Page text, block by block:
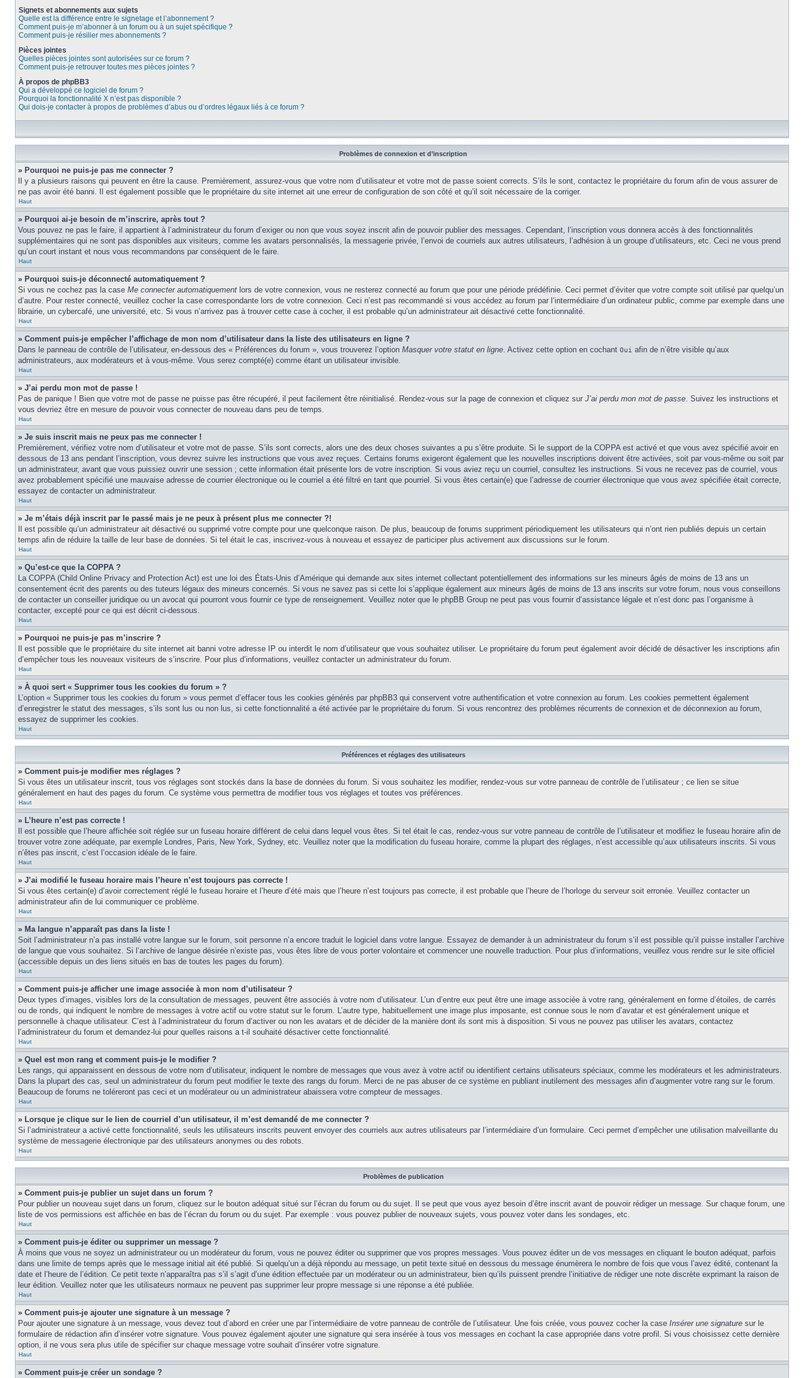
Signets et abonnements aux sujets
Quelle est la différence entre le signetage et l’abonnement ?
Comment puis-je m’abonner à un forum ou à un sujet spécifique ?
Comment puis-je résilier mes abonnements ?
Pièces jointes
Quelles pièces jointes sont autorisées sur ce forum ?
Comment puis-je retrouver toutes mes pièces jointes ?
À propos de phpBB3
Qui a développé ce logiciel de forum ?
Pourquoi la fonctionnalité X n’est pas disponible ?
Qui dois-je contacter à propos de problèmes d’abus ou d’ordres légaux liés à ce forum ?
Problèmes de connexion et d’inscription
» Pourquoi ne puis-je pas me connecter ?
Il y a plusieurs raisons qui peuvent en être la cause. Premièrement, assurez-vous que votre nom d’utilisateur et votre mot de passe soient corrects. S’ils le sont, contactez le propriétaire du forum afin de vous assurer de
ne pas avoir été banni. Il est également possible que le propriétaire du site internet ait une erreur de configuration de son côté et qu’il soit nécessaire de la corriger.
Haut
» Pourquoi ai-je besoin de m’inscrire, après tout ?
Vous pouvez ne pas le faire, il appartient à l’administrateur du forum d’exiger ou non que vous soyez inscrit afin de pouvoir publier des messages. Cependant, l’inscription vous donnera accès à des fonctionnalités
supplémentaires qui ne sont pas disponibles aux visiteurs, comme les avatars personnalisés, la messagerie privée, l’envoi de courriels aux autres utilisateurs, l’adhésion à un groupe d’utilisateurs, etc. Ceci ne vous prend
qu’un court instant et nous vous recommandons par conséquent de le faire.
Haut
» Pourquoi suis-je déconnecté automatiquement ?
Si vous ne cochez pas la case Me connecter automatiquement lors de votre connexion, vous ne resterez connecté au forum que pour une période prédéfinie. Ceci permet d’éviter que votre compte soit utilisé par quelqu’un
d’autre. Pour rester connecté, veuillez cocher la case correspondante lors de votre connexion. Ceci n’est pas recommandé si vous accédez au forum par l’intermédiaire d’un ordinateur public, comme par exemple dans une
librairie, un cybercafé, une université, etc. Si vous n’arrivez pas à trouver cette case à cocher, il est probable qu’un administrateur ait désactivé cette fonctionnalité.
Haut
» Comment puis-je empêcher l’affichage de mon nom d’utilisateur dans la liste des utilisateurs en ligne ?
Dans le panneau de contrôle de l’utilisateur, en-dessous des « Préférences du forum », vous trouverez l’option Masquer votre statut en ligne. Activez cette option en cochant Oui afin de n’être visible qu’aux
administrateurs, aux modérateurs et à vous-même. Vous serez compté(e) comme étant un utilisateur invisible.
Haut
» J’ai perdu mon mot de passe !
Pas de panique ! Bien que votre mot de passe ne puisse pas être récupéré, il peut facilement être réinitialisé. Rendez-vous sur la page de connexion et cliquez sur J’ai perdu mon mot de passe. Suivez les instructions et
vous devriez être en mesure de pouvoir vous connecter de nouveau dans peu de temps.
Haut
» Je suis inscrit mais ne peux pas me connecter !
Premièrement, vérifiez votre nom d’utilisateur et votre mot de passe. S’ils sont corrects, alors une des deux choses suivantes a pu s’être produite. Si le support de la COPPA est activé et que vous avez spécifié avoir en
dessous de 13 ans pendant l’inscription, vous devrez suivre les instructions que vous avez reçues. Certains forums exigeront également que les nouvelles inscriptions doivent être activées, soit par vous-même ou soit par
un administrateur, avant que vous puissiez ouvrir une session ; cette information était présente lors de votre inscription. Si vous aviez reçu un courriel, consultez les instructions. Si vous ne recevez pas de courriel, vous
avez probablement spécifié une mauvaise adresse de courrier électronique ou le courriel a été filtré en tant que pourriel. Si vous êtes certain(e) que l’adresse de courrier électronique que vous avez spécifiée était correcte,
essayez de contacter un administrateur.
Haut
» Je m’étais déjà inscrit par le passé mais je ne peux à présent plus me connecter ?!
Il est possible qu’un administrateur ait désactivé ou supprimé votre compte pour une quelconque raison. De plus, beaucoup de forums suppriment périodiquement les utilisateurs qui n’ont rien publiés depuis un certain
temps afin de réduire la taille de leur base de données. Si tel était le cas, inscrivez-vous à nouveau et essayez de participer plus activement aux discussions sur le forum.
Haut
» Qu’est-ce que la COPPA ?
La COPPA (Child Online Privacy and Protection Act) est une loi des États-Unis d’Amérique qui demande aux sites internet collectant potentiellement des informations sur les mineurs âgés de moins de 13 ans un
consentement écrit des parents ou des tuteurs légaux des mineurs concernés. Si vous ne savez pas si cette loi s’applique également aux mineurs âgés de moins de 13 ans inscrits sur votre forum, nous vous conseillons
de contacter un conseiller juridique ou un avocat qui pourront vous fournir ce type de renseignement. Veuillez noter que le phpBB Group ne peut pas vous fournir d’assistance légale et n’est donc pas l’organisme à
contacter, excepté pour ce qui est décrit ci-dessous.
Haut
» Pourquoi ne puis-je pas m’inscrire ?
Il est possible que le propriétaire du site internet ait banni votre adresse IP ou interdit le nom d’utilisateur que vous souhaitez utiliser. Le propriétaire du forum peut également avoir décidé de désactiver les inscriptions afin
d’empêcher tous les nouveaux visiteurs de s’inscrire. Pour plus d’informations, veuillez contacter un administrateur du forum.
Haut
» À quoi sert « Supprimer tous les cookies du forum » ?
L’option « Supprimer tous les cookies du forum » vous permet d’effacer tous les cookies générés par phpBB3 qui conservent votre authentification et votre connexion au forum. Les cookies permettent également
d’enregistrer le statut des messages, s’ils sont lus ou non lus, si cette fonctionnalité a été activée par le propriétaire du forum. Si vous rencontrez des problèmes récurrents de connexion et de déconnexion au forum,
essayez de supprimer les cookies.
Haut
Préférences et réglages des utilisateurs
» Comment puis-je modifier mes réglages ?
Si vous êtes un utilisateur inscrit, tous vos réglages sont stockés dans la base de données du forum. Si vous souhaitez les modifier, rendez-vous sur votre panneau de contrôle de l’utilisateur ; ce lien se situe
généralement en haut des pages du forum. Ce système vous permettra de modifier tous vos réglages et toutes vos préférences.
Haut
» L’heure n’est pas correcte !
Il est possible que l’heure affichée soit réglée sur un fuseau horaire différent de celui dans lequel vous êtes. Si tel était le cas, rendez-vous sur votre panneau de contrôle de l’utilisateur et modifiez le fuseau horaire afin de
trouver votre zone adéquate, par exemple Londres, Paris, New York, Sydney, etc. Veuillez noter que la modification du fuseau horaire, comme la plupart des réglages, n’est accessible qu’aux utilisateurs inscrits. Si vous
n’êtes pas inscrit, c’est l’occasion idéale de le faire.
Haut
» J’ai modifié le fuseau horaire mais l’heure n’est toujours pas correcte !
Si vous êtes certain(e) d’avoir correctement réglé le fuseau horaire et l’heure d’été mais que l’heure n’est toujours pas correcte, il est probable que l’heure de l’horloge du serveur soit erronée. Veuillez contacter un
administrateur afin de lui communiquer ce problème.
Haut
» Ma langue n’apparaît pas dans la liste !
Soit l’administrateur n’a pas installé votre langue sur le forum, soit personne n’a encore traduit le logiciel dans votre langue. Essayez de demander à un administrateur du forum s’il est possible qu’il puisse installer l’archive
de langue que vous souhaitez. Si l’archive de langue désirée n’existe pas, vous êtes libre de vous porter volontaire et commencer une nouvelle traduction. Pour plus d’informations, veuillez vous rendre sur le site officiel
(accessible depuis un des liens situés en bas de toutes les pages du forum).
Haut
» Comment puis-je afficher une image associée à mon nom d’utilisateur ?
Deux types d’images, visibles lors de la consultation de messages, peuvent être associés à votre nom d’utilisateur. L’un d’entre eux peut être une image associée à votre rang, généralement en forme d’étoiles, de carrés
ou de ronds, qui indiquent le nombre de messages à votre actif ou votre statut sur le forum. L’autre type, habituellement une image plus imposante, est connue sous le nom d’avatar et est généralement unique et
personnelle à chaque utilisateur. C’est à l’administrateur du forum d’activer ou non les avatars et de décider de la manière dont ils sont mis à disposition. Si vous ne pouvez pas utiliser les avatars, contactez
l’administrateur du forum et demandez-lui pour quelles raisons a t-il souhaité désactiver cette fonctionnalité.
Haut
» Quel est mon rang et comment puis-je le modifier ?
Les rangs, qui apparaissent en dessous de votre nom d’utilisateur, indiquent le nombre de messages que vous avez à votre actif ou identifient certains utilisateurs spéciaux, comme les modérateurs et les administrateurs.
Dans la plupart des cas, seul un administrateur du forum peut modifier le texte des rangs du forum. Merci de ne pas abuser de ce système en publiant inutilement des messages afin d’augmenter votre rang sur le forum.
Beaucoup de forums ne toléreront pas ceci et un modérateur ou un administrateur abaissera votre compteur de messages.
Haut
» Lorsque je clique sur le lien de courriel d’un utilisateur, il m’est demandé de me connecter ?
Si l’administrateur a activé cette fonctionnalité, seuls les utilisateurs inscrits peuvent envoyer des courriels aux autres utilisateurs par l’intermédiaire d’un formulaire. Ceci permet d’empêcher une utilisation malveillante du
système de messagerie électronique par des utilisateurs anonymes ou des robots.
Haut
Problèmes de publication
» Comment puis-je publier un sujet dans un forum ?
Pour publier un nouveau sujet dans un forum, cliquez sur le bouton adéquat situé sur l’écran du forum ou du sujet. Il se peut que vous ayez besoin d’être inscrit avant de pouvoir rédiger un message. Sur chaque forum, une
liste de vos permissions est affichée en bas de l’écran du forum ou du sujet. Par exemple : vous pouvez publier de nouveaux sujets, vous pouvez voter dans les sondages, etc.
Haut
» Comment puis-je éditer ou supprimer un message ?
À moins que vous ne soyez un administrateur ou un modérateur du forum, vous ne pouvez éditer ou supprimer que vos propres messages. Vous pouvez éditer un de vos messages en cliquant le bouton adéquat, parfois
dans une limite de temps après que le message initial ait été publié. Si quelqu’un a déjà répondu au message, un petit texte situé en dessous du message énumèrera le nombre de fois que vous l’avez édité, contenant la
date et l’heure de l’édition. Ce petit texte n’apparaîtra pas s’il s’agit d’une édition effectuée par un modérateur ou un administrateur, bien qu’ils puissent prendre l’initiative de rédiger une note discrète exprimant la raison de
leur édition. Veuillez noter que les utilisateurs normaux ne peuvent pas supprimer leur propre message si une réponse a été publiée.
Haut
» Comment puis-je ajouter une signature à un message ?
Pour ajouter une signature à un message, vous devez tout d’abord en créer une par l’intermédiaire de votre panneau de contrôle de l’utilisateur. Une fois créée, vous pouvez cocher la case Insérer une signature sur le
formulaire de rédaction afin d’insérer votre signature. Vous pouvez également ajouter une signature qui sera insérée à tous vos messages en cochant la case appropriée dans votre profil. Si vous choisissez cette dernière
option, il ne vous sera plus utile de spécifier sur chaque message votre souhait d’insérer votre signature.
Haut
» Comment puis-je créer un sondage ?